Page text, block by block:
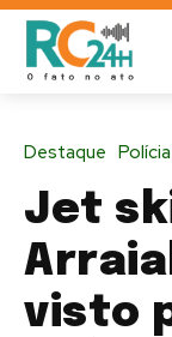
Destaque Polícia
Jet
visto